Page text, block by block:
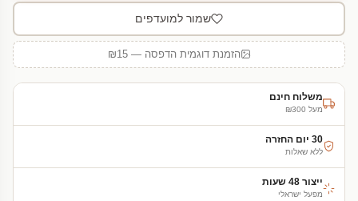
שמור למועדפים
הזמנת דוגמית הדפסה — ₪15
משלוח חינם
מעל ₪300
30 יום החזרה
ללא שאלות
ייצור 48 שעות
מפעל ישראלי